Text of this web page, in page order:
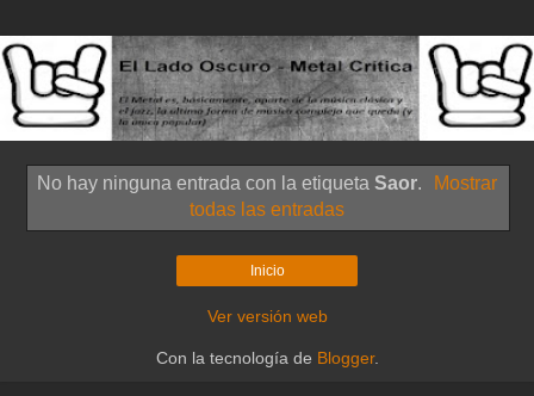
No hay ninguna entrada con la etiqueta Saor.
Mostrar
todas las entradas
Inicio
Ver versión web
Con la tecnología de Blogger.